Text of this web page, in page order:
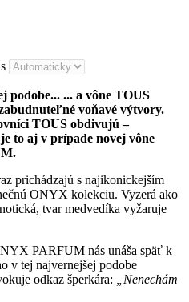
podobe... ... a vône TOUS
voňavé výtvory.
TOUS obdivujú –
to aj v prípade novej vône
prichádzajú s najikonickejším
ONYX kolekciu. Vyzerá ako
tvar medvedíka vyžaruje
PARFUM nás unáša späť k
v tej najvernejšej podobe
odkaz šperkára: „Nenechám